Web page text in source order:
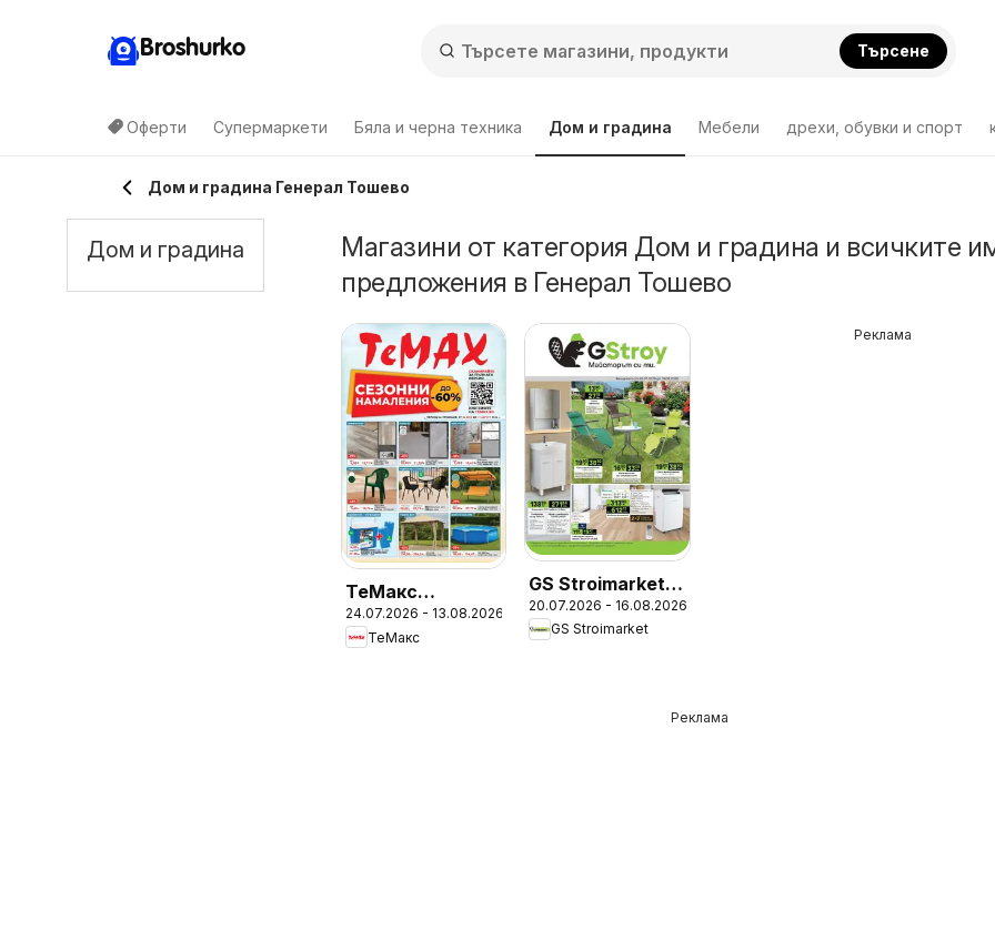
Broshurko Търсене
Оферти Супермаркети Бяла и черна техника Дом и градина Мебели дрехи, обувки и спорт
Дом и градина Генерал Тошево
Магазини от категория Дом и градина и всичките
предложения в Генерал Тошево
ТеMакс
брошура -
Сезонни
24.07.2026 - 13.08.2026
ТеMакс
GS Stroimarket
брошура - Летни
предложения
20.07.2026 - 16.08.2026
GS Stroimarket
Реклама
Реклама
Дом и градина